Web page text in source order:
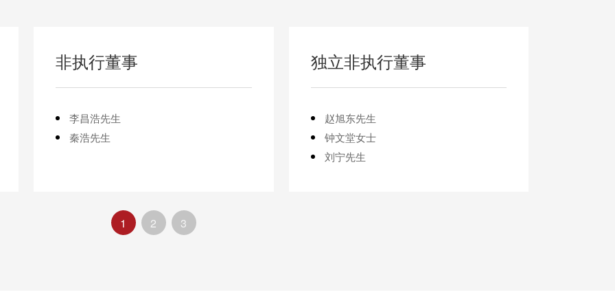
非执行董事
李昌浩先生
秦浩先生
独立非执行董事
赵旭东先生
钟文堂女士
刘宁先生
1 2 3